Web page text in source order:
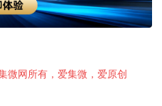
微网所有，爱集微，爱原创